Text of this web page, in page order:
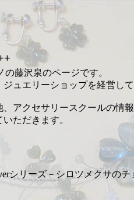
藤沢泉のページです。
ュエリーショップを経営し
アクセサリースクールの情
ただきます。
シリーズ－シロツメクサのチ